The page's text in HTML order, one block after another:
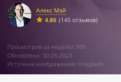
Алекс Мэй
4.86 (145 отзывов)
Просмотров за неделю: 995
Обновлено: 30.05.2023
Источник изображения: Unsplash